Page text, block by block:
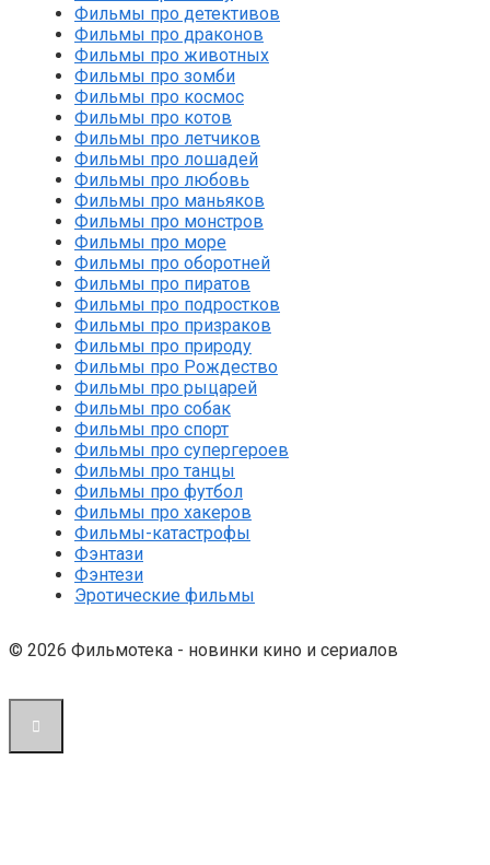
Фильмы про детективов
Фильмы про драконов
Фильмы про животных
Фильмы про зомби
Фильмы про космос
Фильмы про котов
Фильмы про летчиков
Фильмы про лошадей
Фильмы про любовь
Фильмы про маньяков
Фильмы про монстров
Фильмы про море
Фильмы про оборотней
Фильмы про пиратов
Фильмы про подростков
Фильмы про призраков
Фильмы про природу
Фильмы про Рождество
Фильмы про рыцарей
Фильмы про собак
Фильмы про спорт
Фильмы про супергероев
Фильмы про танцы
Фильмы про футбол
Фильмы про хакеров
Фильмы-катастрофы
Фэнтази
Фэнтези
Эротические фильмы
© 2026 Фильмотека - новинки кино и сериалов